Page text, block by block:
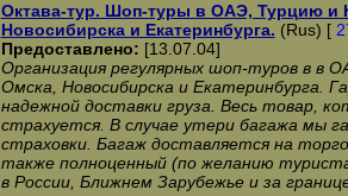
Октава-тур. Шоп-туры в ОАЭ, Турцию и
Новосибирска и Екатеринбурга. (Rus) [
Предоставлено: [13.07.04]
Организация регулярных шоп-туров в в
Омска, Новосибирска и Екатеринбурга.
надежной доставки груза. Весь товар,
страхуется. В случае утери багажа мы
страховки. Багаж доставляется на
также полноценный (по желанию
в России, Ближнем Зарубежье и за